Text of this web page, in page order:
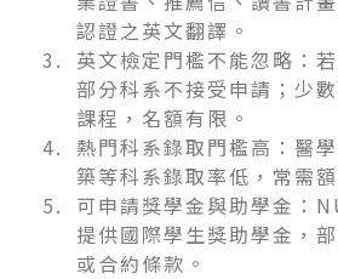
認證之英文翻譯。
英文檢定門檻不能忽略：
部分科系不接受申請；少
課程，名額有限。
熱門科系錄取門檻高：醫
築等科系錄取率低，常需
可申請獎學金與助學金：
提供國際學生獎助學金，
或合約條款。